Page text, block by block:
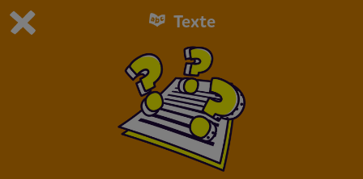
Du spielst die kostenfreie Testversion von scoyo.
Jetzt bestellen
0 1
Texte